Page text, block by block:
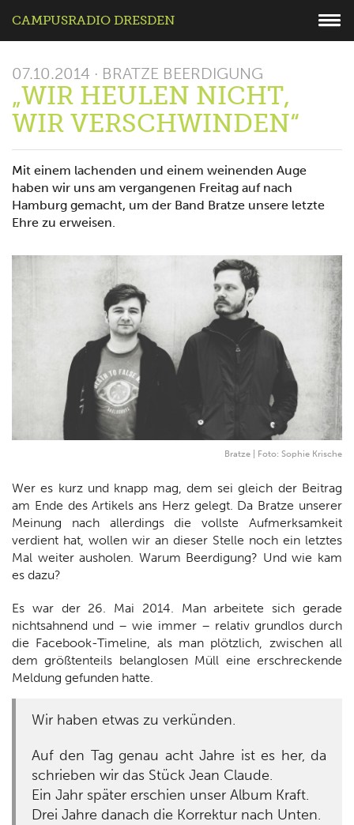
CAMPUSRADIO DRESDEN
07.10.2014 · BRATZE BEERDIGUNG
„WIR HEULEN NICHT,
WIR VERSCHWINDEN“
Mit einem lachenden und einem weinenden Auge
haben wir uns am vergangenen Freitag auf nach
Hamburg gemacht, um der Band Bratze unsere letzte
Ehre zu erweisen.
Bratze | Foto: Sophie Krische
Wer es kurz und knapp mag, dem sei gleich der Beitrag
am Ende des Artikels ans Herz gelegt. Da Bratze unserer
Meinung nach allerdings die vollste Aufmerksamkeit
verdient hat, wollen wir an dieser Stelle noch ein letztes
Mal weiter ausholen. Warum Beerdigung? Und wie kam
es dazu?
Es war der 26. Mai 2014. Man arbeitete sich gerade
nichtsahnend und – wie immer – relativ grundlos durch
die Facebook-Timeline, als man plötzlich, zwischen all
dem größtenteils belanglosen Müll eine erschreckende
Meldung gefunden hatte.
Wir haben etwas zu verkünden.
Auf den Tag genau acht Jahre ist es her, da
schrieben wir das Stück Jean Claude.
Ein Jahr später erschien unser Album Kraft.
Drei Jahre danach die Korrektur nach Unten.